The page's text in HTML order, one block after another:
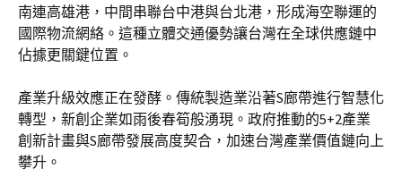
南連高雄港，中間串聯台中港與台北港，形成海空聯運的
國際物流網絡。這種立體交通優勢讓台灣在全球供應鏈中
佔據更關鍵位置。
產業升級效應正在發酵。傳統製造業沿著S廊帶進行智慧化
轉型，新創企業如雨後春筍般湧現。政府推動的5+2產業
創新計畫與S廊帶發展高度契合，加速台灣產業價值鏈向上
攀升。